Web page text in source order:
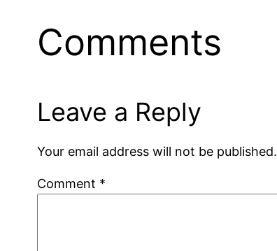
Comments
Leave a Reply
Your email address will not be published.
Comment *